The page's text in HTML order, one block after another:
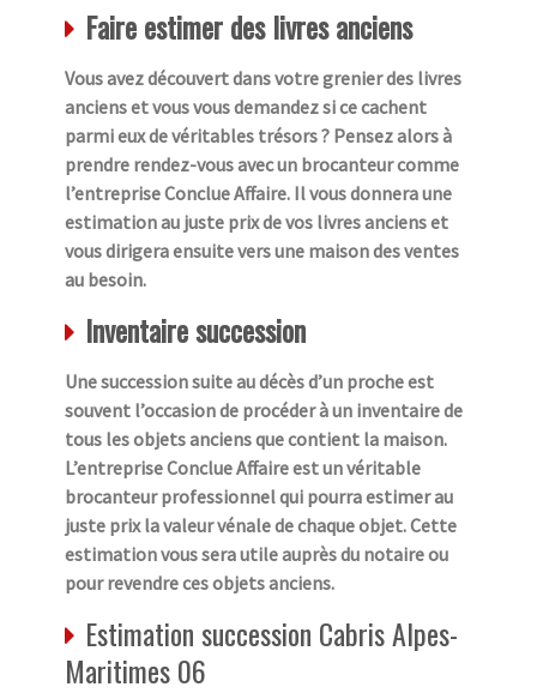
Faire estimer des livres anciens
Vous avez découvert dans votre grenier des livres
anciens et vous vous demandez si ce cachent
parmi eux de véritables trésors ? Pensez alors à
prendre rendez-vous avec un brocanteur comme
l’entreprise Conclue Affaire. Il vous donnera une
estimation au juste prix de vos livres anciens et
vous dirigera ensuite vers une maison des ventes
au besoin.
Inventaire succession
Une succession suite au décès d’un proche est
souvent l’occasion de procéder à un inventaire de
tous les objets anciens que contient la maison.
L’entreprise Conclue Affaire est un véritable
brocanteur professionnel qui pourra estimer au
juste prix la valeur vénale de chaque objet. Cette
estimation vous sera utile auprès du notaire ou
pour revendre ces objets anciens.
Estimation succession Cabris Alpes-
Maritimes 06